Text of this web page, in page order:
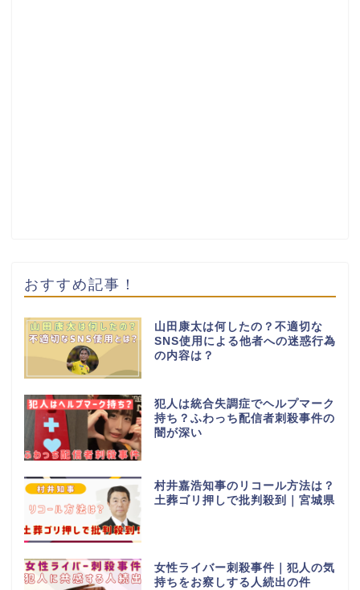
おすすめ記事！
山田康太は何したの？不適切な
SNS使用による他者への迷惑行為
の内容は？
犯人は統合失調症でヘルプマーク
持ち？ふわっち配信者刺殺事件の
闇が深い
村井嘉浩知事のリコール方法は？
土葬ゴリ押しで批判殺到｜宮城県
女性ライバー刺殺事件｜犯人の気
持ちをお察しする人続出の件